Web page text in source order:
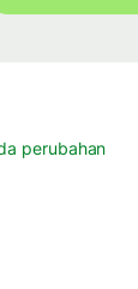
perubahan